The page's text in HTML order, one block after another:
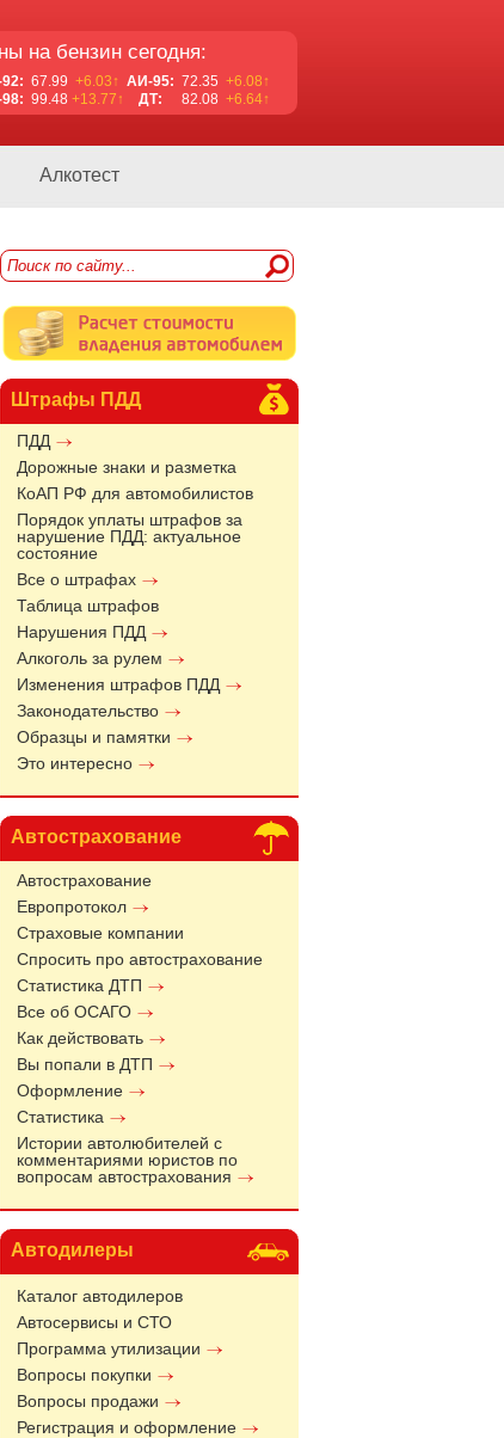
на бензин сегодня:
67.99 +6.03↑ АИ-95: 72.35 +6.08↑
99.48 +13.77↑ ДТ: 82.08 +6.64↑
Алкотест
Штрафы ПДД
ПДД
Дорожные знаки и разметка
КоАП РФ для автомобилистов
Порядок уплаты штрафов за
нарушение ПДД: актуальное
состояние
Все о штрафах
Таблица штрафов
Нарушения ПДД
Алкоголь за рулем
Изменения штрафов ПДД
Законодательство
Образцы и памятки
Это интересно
Автострахование
Автострахование
Европротокол
Страховые компании
Спросить про автострахование
Статистика ДТП
Все об ОСАГО
Как действовать
Вы попали в ДТП
Оформление
Статистика
Истории автолюбителей с
комментариями юристов по
вопросам автострахования
Автодилеры
Каталог автодилеров
Автосервисы и СТО
Программа утилизации
Вопросы покупки
Вопросы продажи
Регистрация и оформление